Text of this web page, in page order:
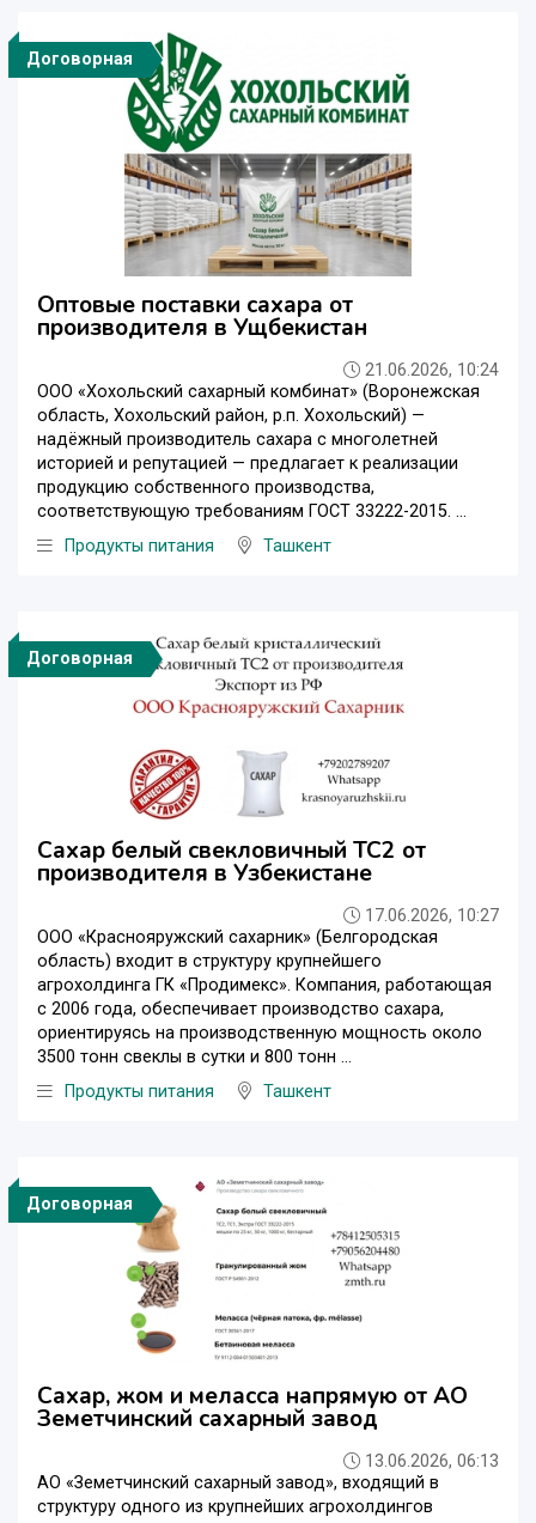
Договорная
Оптовые поставки сахара от
производителя в Ущбекистан
21.06.2026, 10:24
ООО «Хохольский сахарный комбинат» (Воронежская
область, Хохольский район, р.п. Хохольский) —
надёжный производитель сахара с многолетней
историей и репутацией — предлагает к реализации
продукцию собственного производства,
соответствующую требованиям ГОСТ 33222-2015. ...
Продукты питания
Ташкент
Договорная
Сахар белый свекловичный ТС2 от
производителя в Узбекистане
17.06.2026, 10:27
ООО «Краснояружский сахарник» (Белгородская
область) входит в структуру крупнейшего
агрохолдинга ГК «Продимекс». Компания, работающая
с 2006 года, обеспечивает производство сахара,
ориентируясь на производственную мощность около
3500 тонн свеклы в сутки и 800 тонн ...
Продукты питания
Ташкент
Договорная
Сахар, жом и меласса напрямую от АО
Земетчинский сахарный завод
13.06.2026, 06:13
АО «Земетчинский сахарный завод», входящий в
структуру одного из крупнейших агрохолдингов